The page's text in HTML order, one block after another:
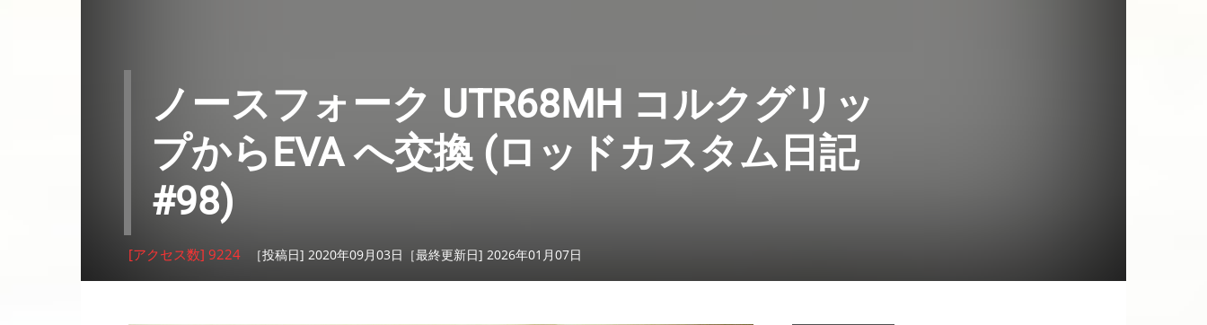
ノースフォーク UTR68MH コルクグリッ
プからEVA へ交換 (ロッドカスタム日記
#98)
[アクセス数] 9224 ［投稿日] 2020年09月03日［最終更新日] 2026年01月07日